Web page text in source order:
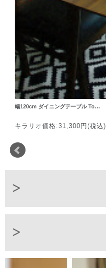
幅120cm ダイニングテーブル To…
キラリオ価格:31,300円(税込)